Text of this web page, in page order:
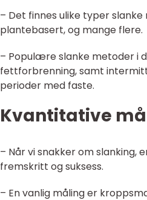
– Det finnes ulike typer
plantebasert, og mange flere.
– Populære slanke metoder i
fettforbrenning, samt
perioder med faste.
Kvantitative
– Når vi snakker om slanking,
fremskritt og suksess.
– En vanlig måling er